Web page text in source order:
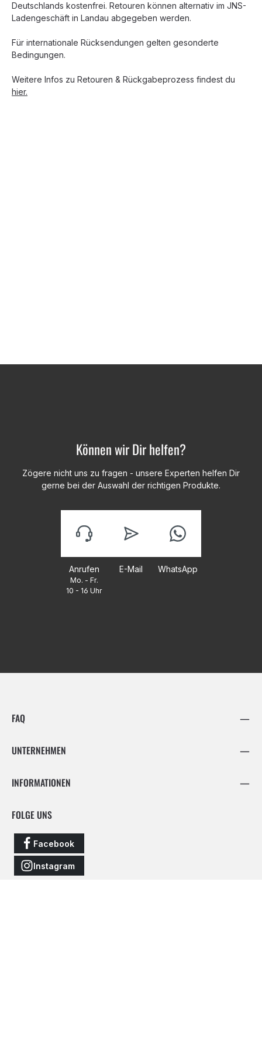
Deutschlands kostenfrei. Retouren können alternativ im JNS-
Ladengeschäft in Landau abgegeben werden.
Für internationale Rücksendungen gelten gesonderte
Bedingungen.
Weitere Infos zu Retouren & Rückgabeprozess findest du
hier.
Können wir Dir helfen?
Zögere nicht uns zu fragen - unsere Experten helfen Dir
gerne bei der Auswahl der richtigen Produkte.
Anrufen
Mo. - Fr.
10 - 16 Uhr
E-Mail WhatsApp
FAQ
UNTERNEHMEN
INFORMATIONEN
FOLGE UNS
Facebook
Instagram